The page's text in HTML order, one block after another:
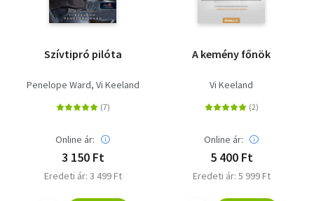
Szívtipró pilóta
Penelope Ward Vi Keeland
Online ár:
3 150 Ft
Eredeti ár: 3 499 Ft
A kemény főnök
Vi Keeland
Online ár:
5 400 Ft
Eredeti ár: 5 999 Ft